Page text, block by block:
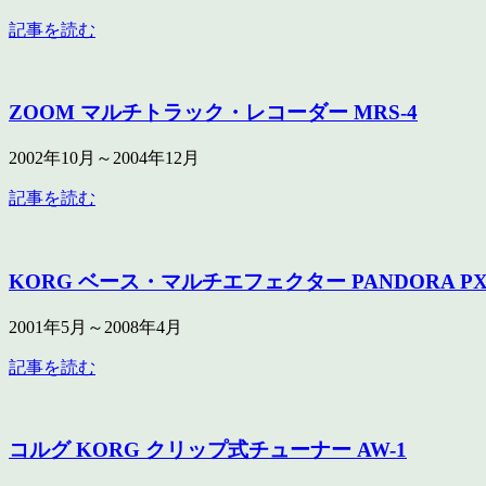
記事を読む
ZOOM マルチトラック・レコーダー MRS-4
2002年10月～2004年12月
記事を読む
KORG ベース・マルチエフェクター PANDORA
2001年5月～2008年4月
記事を読む
コルグ KORG クリップ式チューナー AW-1